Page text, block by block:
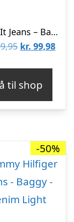
Name It Jeans – Baggy – NbmBen – Medium Blue Denim
Den
var:
kr. 199,95.
kr. 99,98Den
kr.
til shop
-50%